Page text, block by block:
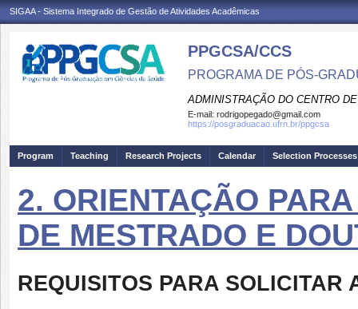
SIGAA - Sistema Integrado de Gestão de Atividades Acadêmicas
PPGCSA/CCS
PROGRAMA DE PÓS-
ADMINISTRAÇÃO DO CENTRO
E-mail: rodrigopegado@gmail.com
https://posgraduacao.ufrn.br/ppgcsa
Program Teaching Research Projects Calendar Selection Processes
2. ORIENTAÇÃO
DE MESTRADO E
REQUISITOS PARA SOLICITAR